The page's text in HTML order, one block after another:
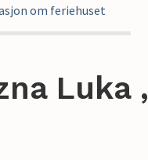
om feriehuset
Luka ,